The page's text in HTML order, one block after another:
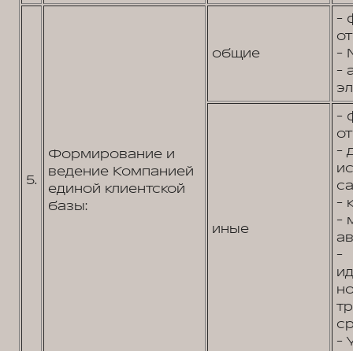
5.
Формирование и
ведение Компанией
единой клиентской
базы:
общие
-
-
-
иные
-
-
-
-
-
-